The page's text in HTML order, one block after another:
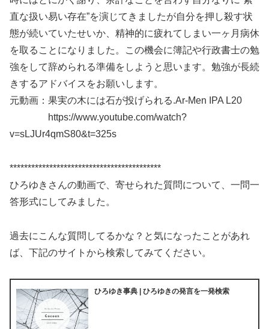
直な扱い易い存在”を演じてきましたが自分を押し殺す状
態が続いていたせいか、精神的に疲れてしまい一ヶ月病休
を取ることになりました。この機会に簿記や行政書士の勉
強をして辞められる準備をしようと思います。勉強が長続
きするアドバイスをお願いします。
元動画：果実の木には石が投げられる.Ar-Men IPA L20
https://www.youtube.com/watch?
v=sLJUr4qmS80&t=325s
******************************************
ひろゆきさんの動画で、寄せられた質問について、一問一
答形式にしてみました。
過去にこんな質問してるかな？と気になったことがあれ
ば、下記のサイトから検索してみてください。
ひろゆき事典 | ひろゆきの発言を一発検索